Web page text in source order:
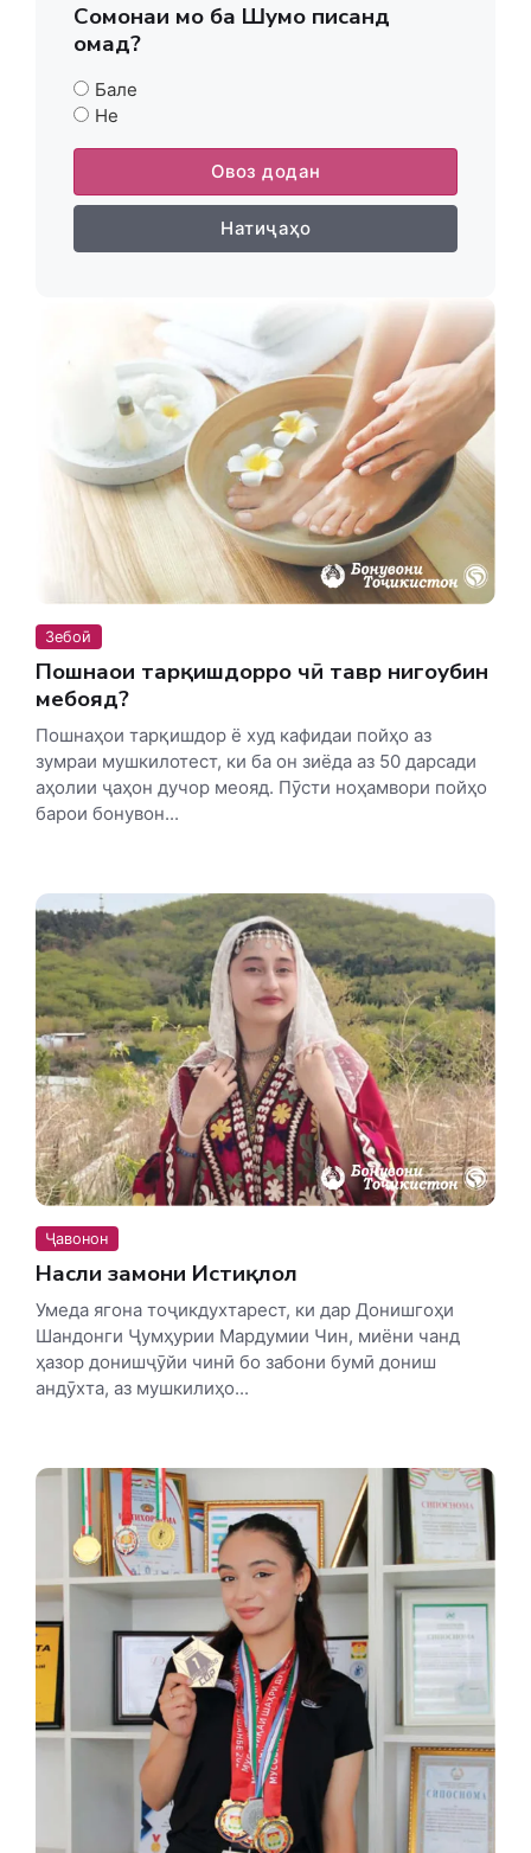
Сомонаи мо ба Шумо писанд
омад?
Бале
Не
Овоз додан
Натиҷаҳо
Зебоӣ
Пошнаҳои тарқишдорро чӣ тавр нигоҳубин
мебояд?
Пошнаҳои тарқишдор ё худ кафидаи пойҳо аз
зумраи мушкилотест, ки ба он зиёда аз 50 дарсади
аҳолии ҷаҳон дучор меояд. Пӯсти ноҳамвори пойҳо
барои бонувон...
Ҷавонон
Насли замони Истиқлол
Умеда ягона тоҷикдухтарест, ки дар Донишгоҳи
Шандонги Ҷумҳурии Мардумии Чин, миёни чанд
ҳазор донишҷӯйи чинӣ бо забони бумӣ дониш
андӯхта, аз мушкилиҳо...